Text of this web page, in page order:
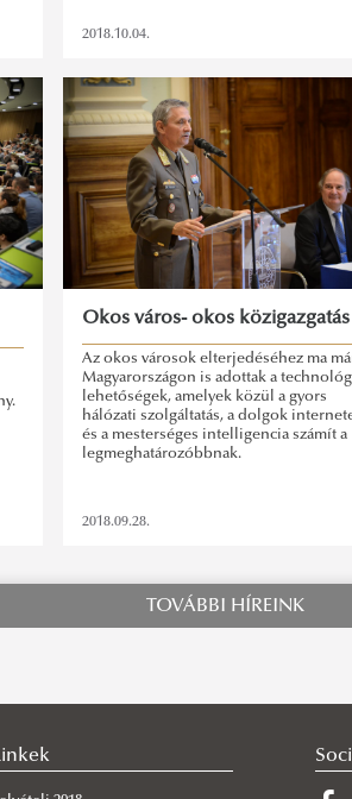
2018.10.04.
Okos város- okos közigazgatás
Az okos városok elterjedéséhez ma
Magyarországon is adottak a
lehetőségek, amelyek közül a gyors
hálózati szolgáltatás, a dolgok
és a mesterséges intelligencia számít a
legmeghatározóbbnak.
2018.09.28.
TOVÁBBI HÍREINK